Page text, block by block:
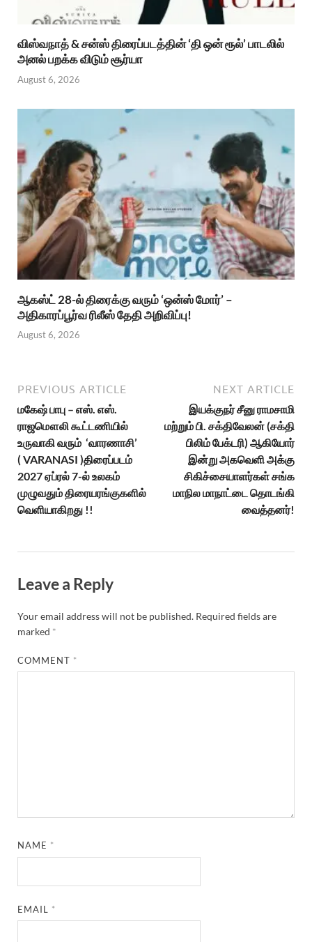
விஸ்வநாத் & சன்ஸ் திரைப்படத்தின் ‘தி ஒன் ரூல்’ பாடலில்
அனல் பறக்க விடும் சூர்யா
August 6, 2026
ஆகஸ்ட் 28-ல் திரைக்கு வரும் ‘ஒன்ஸ் மோர்’ –
அதிகாரப்பூர்வ ரிலீஸ் தேதி அறிவிப்பு!
August 6, 2026
PREVIOUS ARTICLE
மகேஷ் பாபு – எஸ். எஸ்.
ராஜமௌலி கூட்டணியில்
உருவாகி வரும் ‘வாரணாசி’
( VARANASI )திரைப்படம்
2027 ஏப்ரல் 7-ல் உலகம்
முழுவதும் திரையரங்குகளில்
வெளியாகிறது !!
NEXT ARTICLE
இயக்குநர் சீனு ராமசாமி
மற்றும் பி. சக்திவேலன் (சக்தி
பிலிம் பேக்டரி) ஆகியோர்
இன்று அகவெளி அக்கு
சிகிச்சையாளர்கள் சங்க
மாநில மாநாட்டை தொடங்கி
வைத்தனர்!
Leave a Reply
Your email address will not be published. Required fields are
marked *
COMMENT *
NAME *
EMAIL *